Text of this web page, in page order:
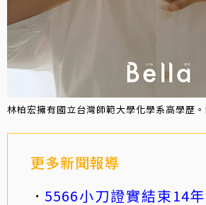
林柏宏擁有國立台灣師範大學化學系高學歷
更多新聞報導
5566小刀證實結束14